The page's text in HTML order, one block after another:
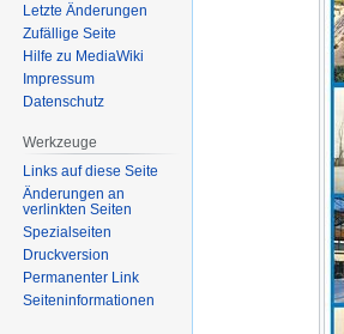
Letzte Änderungen
Zufällige Seite
Hilfe zu MediaWiki
Impressum
Datenschutz
Werkzeuge
Links auf diese Seite
Änderungen an
verlinkten Seiten
Spezialseiten
Druckversion
Permanenter Link
Seiten­informationen